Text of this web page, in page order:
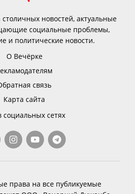
новостей, актуальные
социальные проблемы,
и политические новости.
О Вечёрке
связь
Карта сайта
сетях
права на все публикуемые